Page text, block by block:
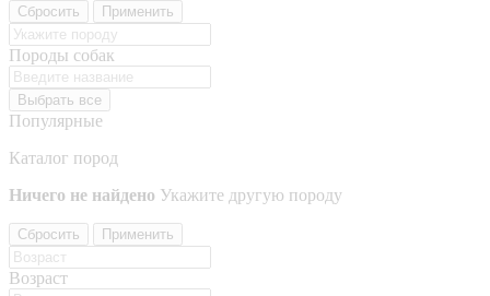
Сбросить Применить
Породы собак
Выбрать все
Популярные
Каталог пород
Ничего не найдено Укажите другую породу
Сбросить Применить
Возраст